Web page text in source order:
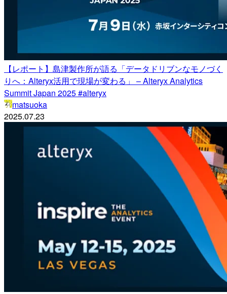
【レポート】島津製作所が語る「データドリブンなモノづく
りへ：Alteryx活用で現場が変わる」 – Alteryx Analytics
Summit Japan 2025 #alteryx
matsuoka
2025.07.23